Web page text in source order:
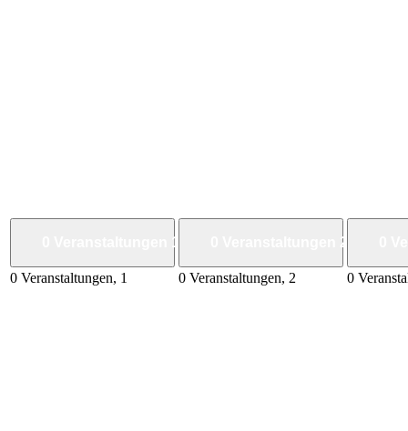
1
0 Veranstaltungen, 1
2
0 Veranstaltungen, 2 0